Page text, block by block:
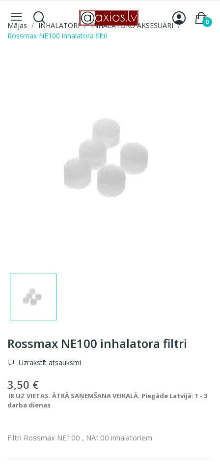
0
Mājas INHALATORI
INHALATORU AKSESUĀRI
Rossmax NE100 inhalatora filtri
Rossmax NE100 inhalatora filtri
Uzrakstīt atsauksmi
3,50 €
IR UZ VIETAS. ĀTRĀ SAŅEMŠANA VEIKALĀ. Piegāde Latvijā: 1 - 3
darba dienas
Filtri Rossmax NE100 , NA100 inhalatoriem